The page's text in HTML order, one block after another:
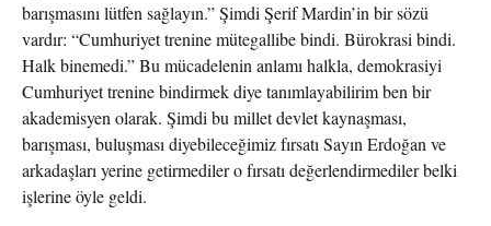
barışmasını lütfen sağlayın.” Şimdi Şerif Mardin’in bir sözü
vardır: “Cumhuriyet trenine mütegallibe bindi. Bürokrasi bindi.
Halk binemedi.” Bu mücadelenin anlamı halkla, demokrasiyi
Cumhuriyet trenine bindirmek diye tanımlayabilirim ben bir
akademisyen olarak. Şimdi bu millet devlet kaynaşması,
barışması, buluşması diyebileceğimiz fırsatı Sayın Erdoğan ve
arkadaşları yerine getirmediler o fırsatı değerlendirmediler belki
işlerine öyle geldi.